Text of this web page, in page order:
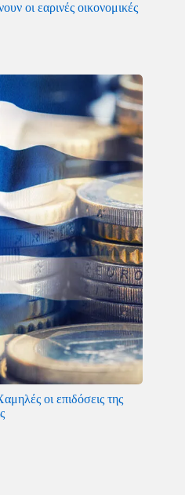
οι εαρινές οικονομικές
οι επιδόσεις της